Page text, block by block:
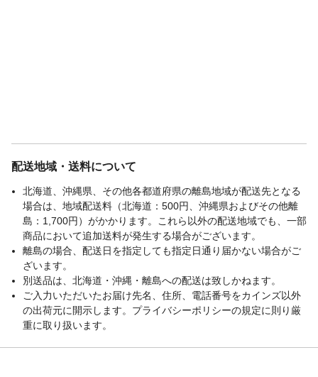
配送地域・送料について
北海道、沖縄県、その他各都道府県の離島地域が配送先となる
場合は、地域配送料（北海道：500円、沖縄県およびその他離
島：1,700円）がかかります。これら以外の配送地域でも、一部
商品において追加送料が発生する場合がございます。
離島の場合、配送日を指定しても指定日通り届かない場合がご
ざいます。
別送品は、北海道・沖縄・離島への配送は致しかねます。
ご入力いただいたお届け先名、住所、電話番号をカインズ以外
の出荷元に開示します。プライバシーポリシーの規定に則り厳
重に取り扱います。